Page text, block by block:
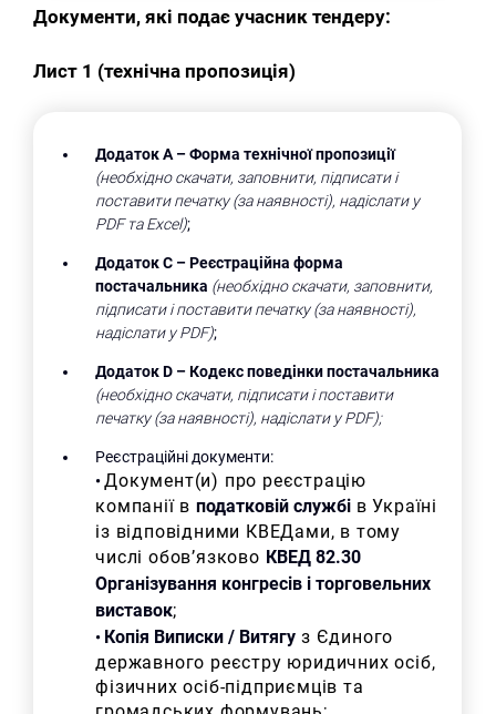
Документи, які подає учасник тендеру:
Лист 1 (технічна пропозиція)
Додаток А –Форма технічної пропозиції
(необхідно скачати, заповнити, підписати і
поставити печатку (за наявності), надіслати у
PDFтаExcel);
Додаток С –Реєстраційна форма
постачальника (необхідно скачати, заповнити,
підписати і поставити печатку (за наявності),
надіслати у PDF);
Додаток D – Кодекс поведінки постачальника
(необхідно скачати, підписати і поставити
печатку (за наявності), надіслати у PDF);
Реєстраційні документи:
•Документ(и) про реєстрацію
компанії в податковій службі в Україні
із відповідними КВЕДами, в тому
числі обов’язково КВЕД 82.30
Організування конгресів і торговельних
виставок;
• Копія Виписки / Витягу з Єдиного
державного реєстру юридичних осіб,
фізичних осіб-підприємців та